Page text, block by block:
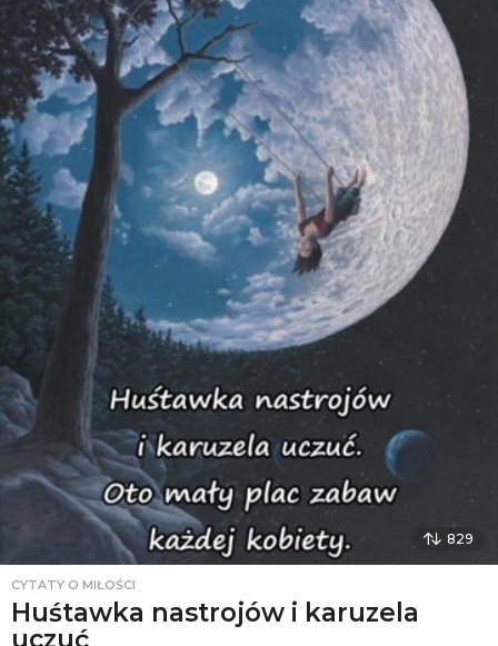
829
CYTATY O MIŁOŚCI
Huśtawka nastrojów i karuzela
uczuć